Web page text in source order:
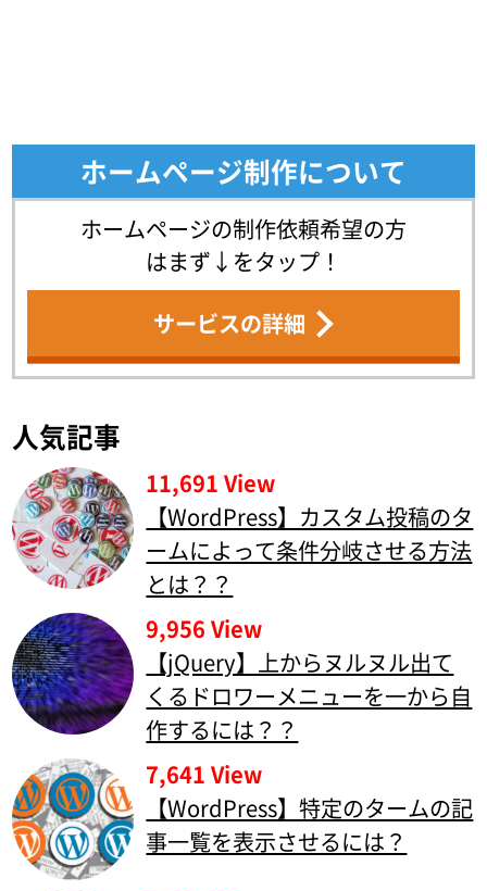
ホームページ制作について
ホームページの制作依頼希望の方
はまず↓をタップ！
サービスの詳細
人気記事
11,691 View
【WordPress】カスタム投稿のタ
ームによって条件分岐させる方法
とは？？
9,956 View
【jQuery】上からヌルヌル出て
くるドロワーメニューを一から自
作するには？？
7,641 View
【WordPress】特定のタームの記
事一覧を表示させるには？